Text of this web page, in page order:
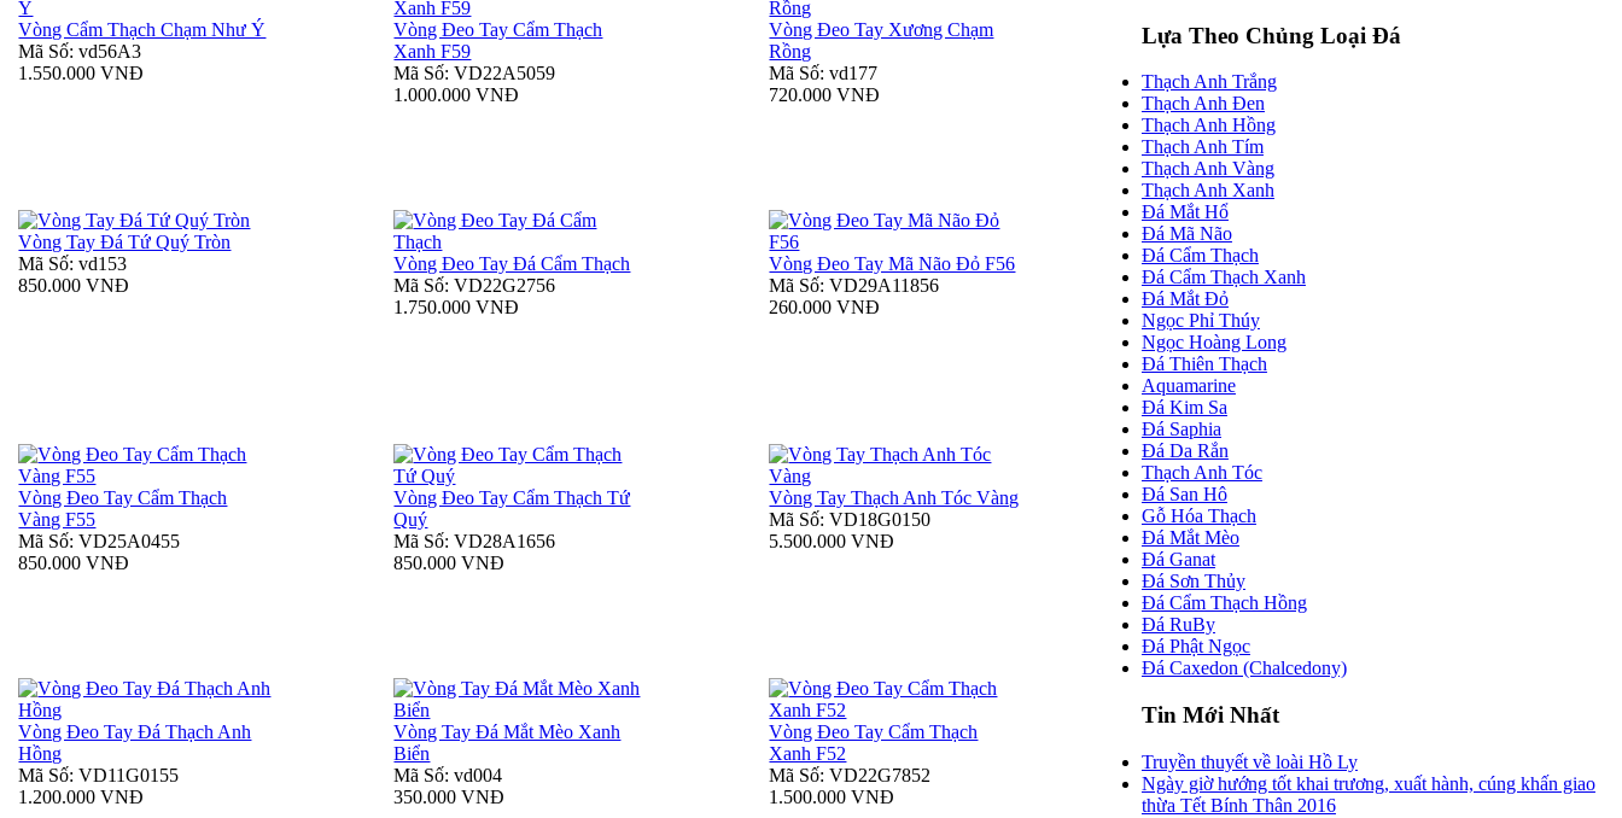
Vòng Cẩm Thạch Chạm Như Ý
Mã Số: vd56A3
1.550.000 VNĐ
Vòng Đeo Tay Cẩm Thạch
Xanh F59
Mã Số: VD22A5059
1.000.000 VNĐ
Vòng Đeo Tay Xương Chạm
Rồng
Mã Số: vd177
720.000 VNĐ
Vòng Tay Đá Tứ Quý Tròn
Mã Số: vd153
850.000 VNĐ
Vòng Đeo Tay Đá Cẩm Thạch
Mã Số: VD22G2756
1.750.000 VNĐ
Vòng Đeo Tay Mã Não Đỏ F56
Mã Số: VD29A11856
260.000 VNĐ
Vòng Đeo Tay Cẩm Thạch
Vàng F55
Mã Số: VD25A0455
850.000 VNĐ
Vòng Đeo Tay Cẩm Thạch Tứ
Quý
Mã Số: VD28A1656
850.000 VNĐ
Vòng Tay Thạch Anh Tóc Vàng
Mã Số: VD18G0150
5.500.000 VNĐ
Vòng Đeo Tay Đá Thạch Anh
Hồng
Mã Số: VD11G0155
1.200.000 VNĐ
Vòng Tay Đá Mắt Mèo Xanh
Biển
Mã Số: vd004
350.000 VNĐ
Vòng Đeo Tay Cẩm Thạch
Xanh F52
Mã Số: VD22G7852
1.500.000 VNĐ
Lựa Theo Chủng Loại Đá
Thạch Anh Trắng
Thạch Anh Đen
Thạch Anh Hồng
Thạch Anh Tím
Thạch Anh Vàng
Thạch Anh Xanh
Đá Mắt Hổ
Đá Mã Não
Đá Cẩm Thạch
Đá Cẩm Thạch Xanh
Đá Mắt Đỏ
Ngọc Phỉ Thúy
Ngọc Hoàng Long
Đá Thiên Thạch
Aquamarine
Đá Kim Sa
Đá Saphia
Đá Da Rắn
Thạch Anh Tóc
Đá San Hô
Gỗ Hóa Thạch
Đá Mắt Mèo
Đá Ganat
Đá Sơn Thủy
Đá Cẩm Thạch Hồng
Đá RuBy
Đá Phật Ngọc
Đá Caxedon (Chalcedony)
Tin Mới Nhất
Truyền thuyết về loài Hồ Ly
Ngày giờ hướng tốt khai trương, xuất hành, cúng khấn giao
thừa Tết Bính Thân 2016